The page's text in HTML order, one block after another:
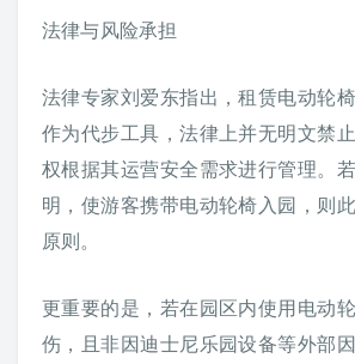
法律与风险承担
法律专家刘爱东指出，租赁电动轮
作为代步工具，法律上并无明文禁
权根据其运营安全需求进行管理。
明，使游客携带电动轮椅入园，则
原则。
更重要的是，若在园区内使用电动
伤，且非因迪士尼乐园设备等外部